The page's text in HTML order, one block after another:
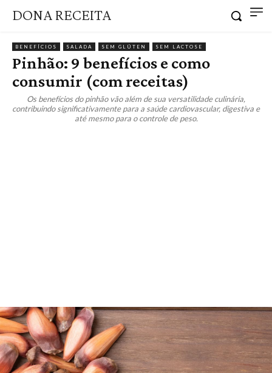
DONA RECEITA
BENEFÍCIOS SALADA SEM GLÚTEN SEM LACTOSE
Pinhão: 9 benefícios e como
consumir (com receitas)
Os benefícios do pinhão vão além de sua versatilidade culinária,
contribuindo significativamente para a saúde cardiovascular, digestiva e
até mesmo para o controle de peso.